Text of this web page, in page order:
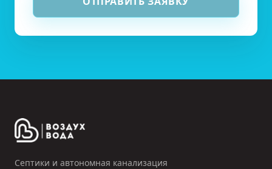
Септики и автономная канализация